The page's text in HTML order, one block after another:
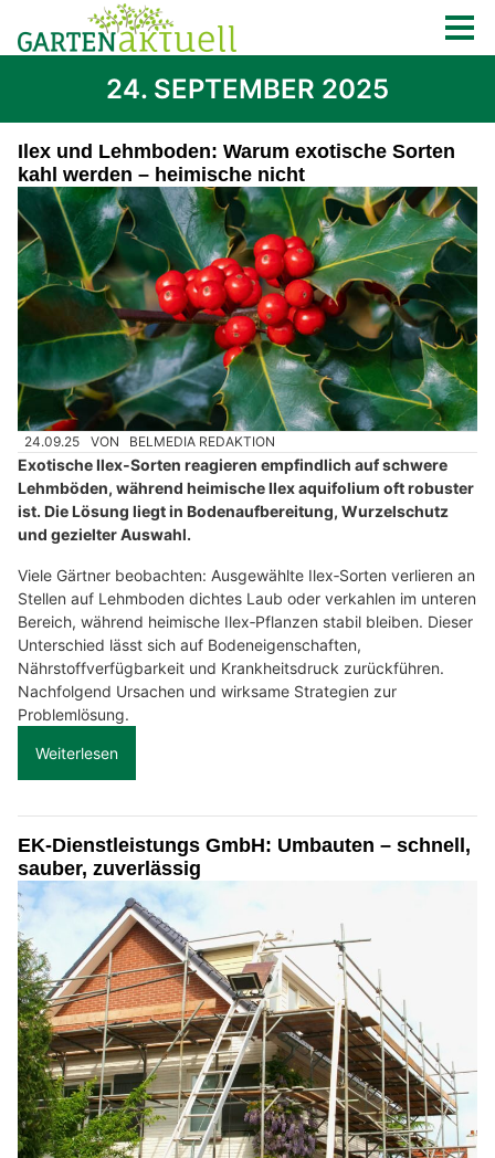
24. SEPTEMBER 2025
Ilex und Lehmboden: Warum exotische Sorten
kahl werden – heimische nicht
24.09.25 VON BELMEDIA REDAKTION
Exotische Ilex‑Sorten reagieren empfindlich auf schwere
Lehmböden, während heimische Ilex aquifolium oft robuster
ist. Die Lösung liegt in Bodenaufbereitung, Wurzelschutz
und gezielter Auswahl.
Viele Gärtner beobachten: Ausgewählte Ilex‑Sorten verlieren an
Stellen auf Lehmboden dichtes Laub oder verkahlen im unteren
Bereich, während heimische Ilex‑Pflanzen stabil bleiben. Dieser
Unterschied lässt sich auf Bodeneigenschaften,
Nährstoffverfügbarkeit und Krankheitsdruck zurückführen.
Nachfolgend Ursachen und wirksame Strategien zur
Problemlösung.
Weiterlesen
EK-Dienstleistungs GmbH: Umbauten – schnell,
sauber, zuverlässig